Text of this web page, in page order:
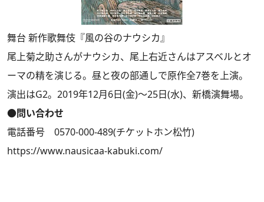
舞台 新作歌舞伎『風の谷のナウシカ』
尾上菊之助さんがナウシカ、尾上右近さんはアスベルとオ
ーマの精を演じる。昼と夜の部通しで原作全7巻を上演。
演出はG2。2019年12月6日(金)～25日(水)、新橋演舞場。
●問い合わせ
電話番号 0570-000-489(チケットホン松竹)
https://www.nausicaa-kabuki.com/